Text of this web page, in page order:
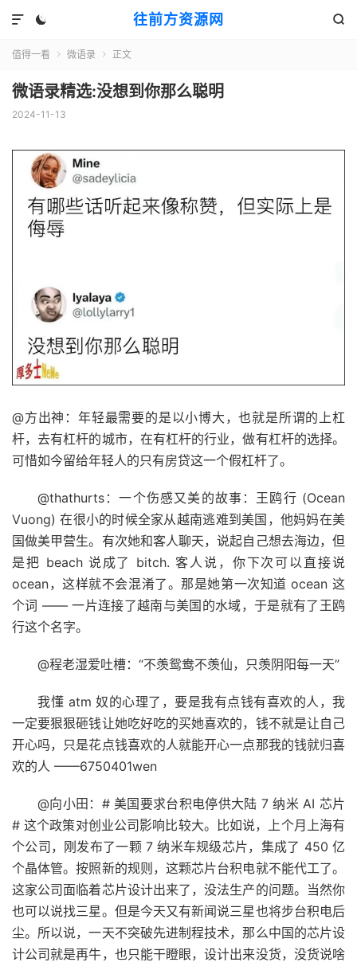
往前方资源网
 

值得一看  微语录  正文
微语录精选:没想到你那么聪明
2024-11-13
@方出神：年轻最需要的是以小博大，也就是所谓的上杠
杆，去有杠杆的城市，在有杠杆的行业，做有杠杆的选择。
可惜如今留给年轻人的只有房贷这一个假杠杆了。
@thathurts：一个伤感又美的故事：王鸥行 (Ocean
Vuong) 在很小的时候全家从越南逃难到美国，他妈妈在美
国做美甲营生。有次她和客人聊天，说起自己想去海边，但
是把 beach 说成了 bitch. 客人说，你下次可以直接说
ocean，这样就不会混淆了。那是她第一次知道 ocean 这
个词 —— 一片连接了越南与美国的水域，于是就有了王鸥
行这个名字。
@程老湿爱吐槽：“不羡鸳鸯不羡仙，只羡阴阳每一天”
我懂 atm 奴的心理了，要是我有点钱有喜欢的人，我
一定要狠狠砸钱让她吃好吃的买她喜欢的，钱不就是让自己
开心吗，只是花点钱喜欢的人就能开心一点那我的钱就归喜
欢的人 ——6750401wen ​​​
@向小田：# 美国要求台积电停供大陆 7 纳米 AI 芯片
# 这个政策对创业公司影响比较大。比如说，上个月上海有
个公司，刚发布了一颗 7 纳米车规级芯片，集成了 450 亿
个晶体管。按照新的规则，这颗芯片台积电就不能代工了。
这家公司面临着芯片设计出来了，没法生产的问题。当然你
也可以说找三星。但是今天又有新闻说三星也将步台积电后
尘。所以说，一天不突破先进制程技术，那么中国的芯片设
计公司就是再牛，也只能干瞪眼，设计出来没货，没货说啥